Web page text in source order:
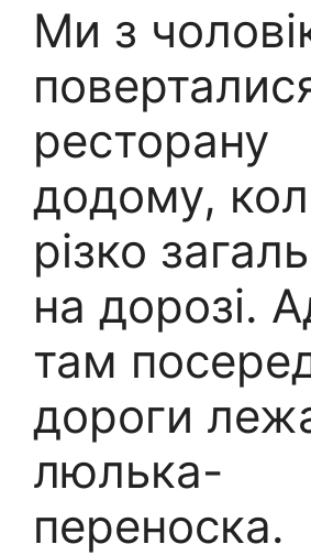
Ми з
ресторану
додому,
різко
на дорозі.
там
дороги
люлька-
переноска.